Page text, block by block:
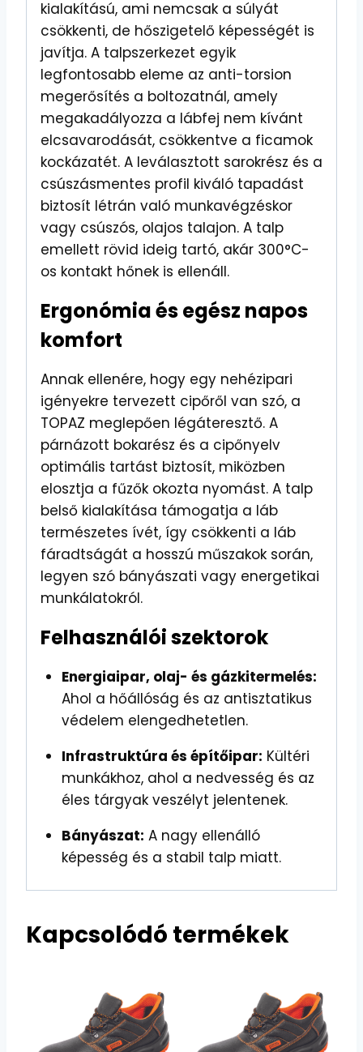
kialakítású, ami nemcsak a súlyát
csökkenti, de hőszigetelő képességét is
javítja. A talpszerkezet egyik
legfontosabb eleme az anti-torsion
megerősítés a boltozatnál, amely
megakadályozza a lábfej nem kívánt
elcsavarodását, csökkentve a ficamok
kockázatét. A leválasztott sarokrész és a
csúszásmentes profil kiváló tapadást
biztosít létrán való munkavégzéskor
vagy csúszós, olajos talajon. A talp
emellett rövid ideig tartó, akár 300°C-
os kontakt hőnek is ellenáll.
Ergonómia és egész napos
komfort
Annak ellenére, hogy egy nehézipari
igényekre tervezett cipőről van szó, a
TOPAZ meglepően légáteresztő. A
párnázott bokarész és a cipőnyelv
optimális tartást biztosít, miközben
elosztja a fűzők okozta nyomást. A talp
belső kialakítása támogatja a láb
természetes ívét, így csökkenti a láb
fáradtságát a hosszú műszakok során,
legyen szó bányászati vagy energetikai
munkálatokról.
Felhasználói szektorok
Energiaipar, olaj- és gázkitermelés:
Ahol a hőállóság és az antisztatikus
védelem elengedhetetlen.
Infrastruktúra és építőipar: Kültéri
munkákhoz, ahol a nedvesség és az
éles tárgyak veszélyt jelentenek.
Bányászat: A nagy ellenálló
képesség és a stabil talp miatt.
Kapcsolódó termékek